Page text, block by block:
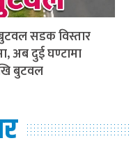
सडक विस्तार
अब दुई घण्टामा
बुटवल